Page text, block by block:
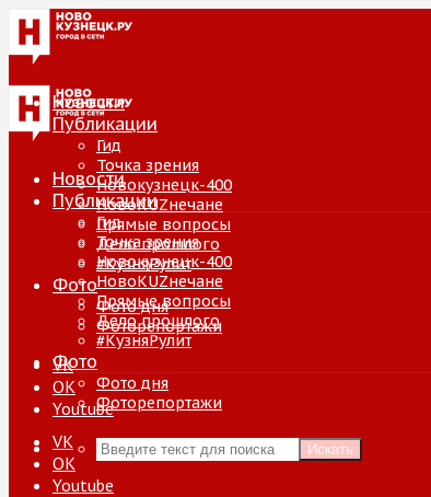
Новости
Публикации
Гид
Точка зрения
Новокузнецк-400
НовоKUZнечане
Прямые вопросы
Дело прошлого
#КузняРулит
Фото
Фото дня
Фоторепортажи
VK
ОК
Youtube
Искать
Новости
Публикации
Гид
Точка зрения
Новокузнецк-400
НовоKUZнечане
Прямые вопросы
Дело прошлого
#КузняРулит
Фото
Фото дня
Фоторепортажи
VK
ОК
Youtube